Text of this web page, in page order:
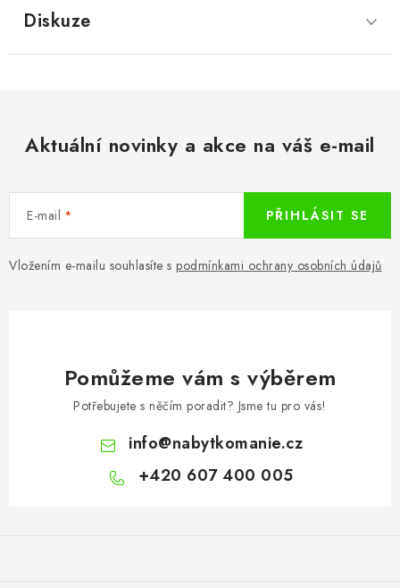
Diskuze
Aktuální novinky a akce na váš e-mail
E-mail
Vložením e-mailu souhlasíte s podmínkami ochrany osobních údajů
PŘIHLÁSIT SE
Pomůžeme vám s výběrem
Potřebujete s něčím poradit? Jsme tu pro vás!
info@nabytkomanie.cz
+420 607 400 005